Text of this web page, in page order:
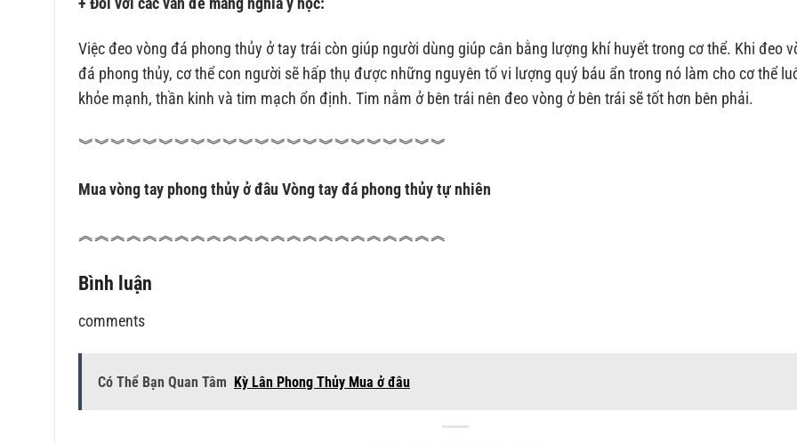
+ Đối với các vấn đề mang nghĩa y học:
Việc đeo vòng đá phong thủy ở tay trái còn giúp người dùng giúp cân bằng lượng khí huyết trong cơ thể. Khi đeo
đá phong thủy, cơ thể con người sẽ hấp thụ được những nguyên tố vi lượng quý báu ẩn trong nó làm cho cơ thể
khỏe mạnh, thần kinh và tim mạch ổn định. Tim nằm ở bên trái nên đeo vòng ở bên trái sẽ tốt hơn bên phải.
︾︾︾︾︾︾︾︾︾︾︾︾︾︾︾︾︾︾︾︾︾︾︾
Mua vòng tay phong thủy ở đâu Vòng tay đá phong thủy tự nhiên
︽︽︽︽︽︽︽︽︽︽︽︽︽︽︽︽︽︽︽︽︽︽︽
Bình luận
comments
Có Thể Bạn Quan Tâm Kỳ Lân Phong Thủy Mua ở đâu